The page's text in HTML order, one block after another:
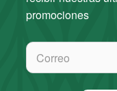
promociones